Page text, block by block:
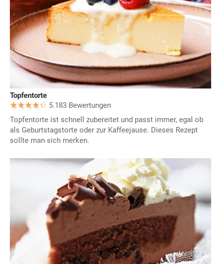
Topfentorte
5.183 Bewertungen
Topfentorte ist schnell zubereitet und passt immer, egal ob
als Geburtstagstorte oder zur Kaffeejause. Dieses Rezept
sollte man sich merken.